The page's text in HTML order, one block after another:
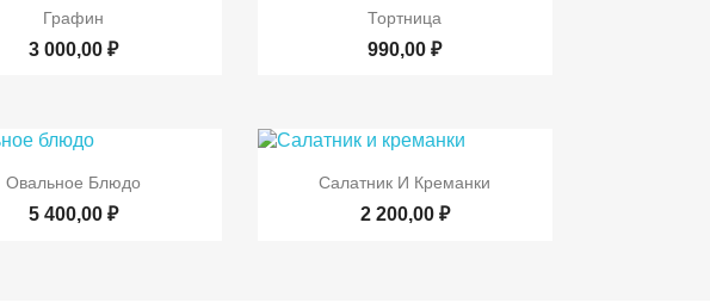
Быстрый просмотр
Графин
3 000,00 ₽
Быстрый просмотр
Тортница
990,00 ₽
Быстрый просмотр
Овальное Блюдо
5 400,00 ₽
 Быстрый просмотр
Салатник И Креманки
2 200,00 ₽